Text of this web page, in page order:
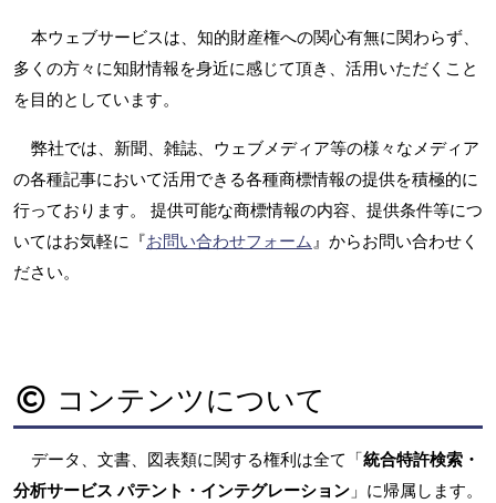
本ウェブサービスは、知的財産権への関心有無に関わらず、
多くの方々に知財情報を身近に感じて頂き、活用いただくこと
を目的としています。
弊社では、新聞、雑誌、ウェブメディア等の様々なメディア
の各種記事において活用できる各種商標情報の提供を積極的に
行っております。 提供可能な商標情報の内容、提供条件等につ
いてはお気軽に『お問い合わせフォーム』からお問い合わせく
ださい。
コンテンツについて
データ、文書、図表類に関する権利は全て「統合特許検索・
分析サービス パテント・インテグレーション 」に帰属します。